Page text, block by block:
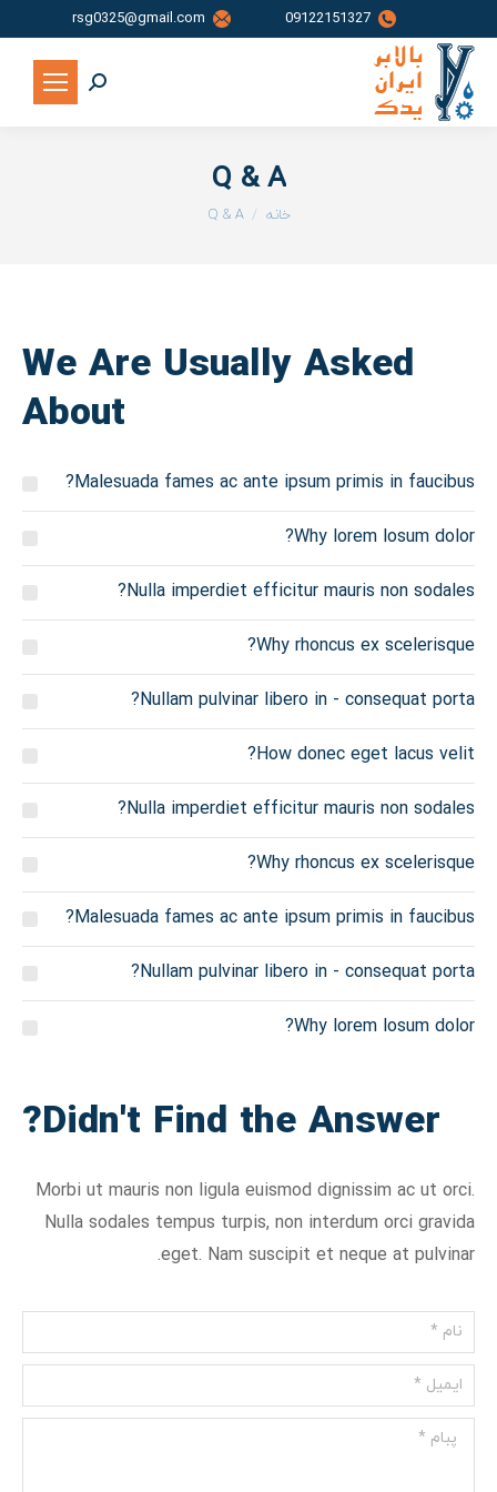
09122151327
rsg0325@gmail.com
جستجو:
Q & A
شما اینجا هستید:
خانه Q & A
We Are Usually Asked
About
Malesuada fames ac ante ipsum primis in faucibus?
Why lorem losum dolor?
Nulla imperdiet efficitur mauris non sodales?
Why rhoncus ex scelerisque?
Nullam pulvinar libero in - consequat porta?
How donec eget lacus velit?
Nulla imperdiet efficitur mauris non sodales?
Why rhoncus ex scelerisque?
Malesuada fames ac ante ipsum primis in faucibus?
Nullam pulvinar libero in - consequat porta?
Why lorem losum dolor?
Didn't Find the Answer?
Morbi ut mauris non ligula euismod dignissim ac ut orci.
Nulla sodales tempus turpis, non interdum orci gravida
eget. Nam suscipit et neque at pulvinar.
نام *
ایمیل *
پبام *